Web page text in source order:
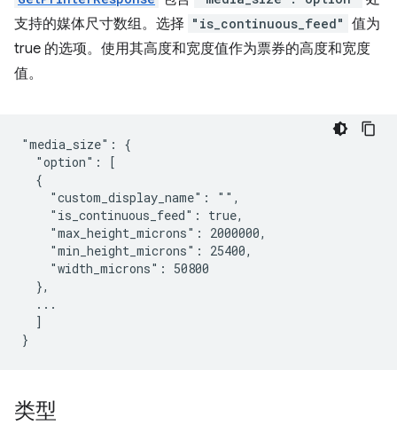
支持的媒体尺寸数组。选择 "is_continuous_feed" 值为
true 的选项。使用其高度和宽度值作为票券的高度和宽度
值。
"media_size": {
  "option": [
  {
    "custom_display_name": "",
    "is_continuous_feed": true,
    "max_height_microns": 2000000,
    "min_height_microns": 25400,
    "width_microns": 50800
  },
  ...
  ]
类型